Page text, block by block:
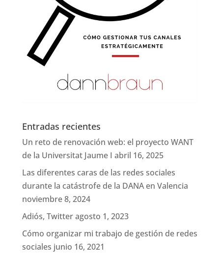
Entradas recientes
Un reto de renovación web: el proyecto WANT
de la Universitat Jaume I abril 16, 2025
Las diferentes caras de las redes sociales
durante la catástrofe de la DANA en Valencia
noviembre 8, 2024
Adiós, Twitteragosto 1, 2023
Cómo organizar mi trabajo de gestión de redes
sociales junio 16, 2021